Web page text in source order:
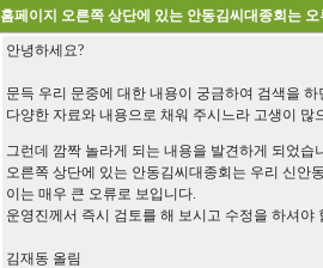
홈페이지 오른쪽 상단에 있는 안동김씨대종회는
안녕하세요?
문득 우리 문중에 대한 내용이 궁금하여 검색을
다양한 자료와 내용으로 채워 주시느라 고생이 많
그런데 깜짝 놀라게 되는 내용을 발견하게 되었습
오른쪽 상단에 있는 안동김씨대종회는 우리 신안
이는 매우 큰 오류로 보입니다.
운영진께서 즉시 검토를 해 보시고 수정을 하셔야
김재동 올림